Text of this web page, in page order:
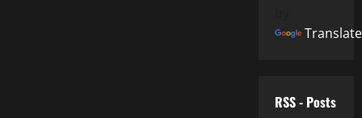
Translate
RSS - Posts